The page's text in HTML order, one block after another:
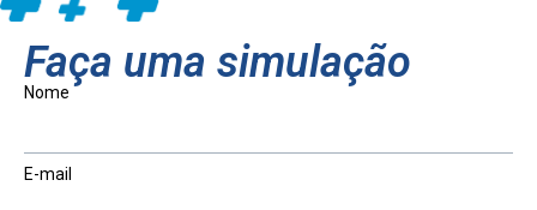
Faça uma simulação
Nome
E-mail